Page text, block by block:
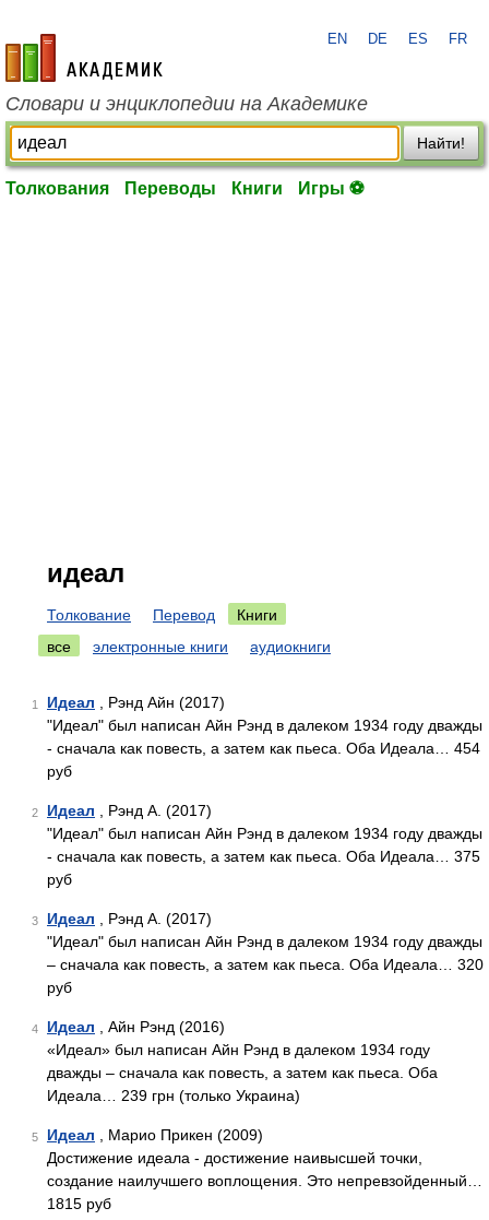
academic.ru
EN DE ES FR
Словари и энциклопедии на Академике
Найти!
Толкования Переводы Книги Игры ⚽
идеал
Толкование Перевод
Книги
все
электронные книги аудиокниги
1 Идеал , Рэнд Айн (2017)
"Идеал" был написан Айн Рэнд в далеком 1934 году дважды
- сначала как повесть, а затем как пьеса. Оба Идеала… 454
руб
2 Идеал , Рэнд А. (2017)
"Идеал" был написан Айн Рэнд в далеком 1934 году дважды
- сначала как повесть, а затем как пьеса. Оба Идеала… 375
руб
3 Идеал , Рэнд А. (2017)
"Идеал" был написан Айн Рэнд в далеком 1934 году дважды
– сначала как повесть, а затем как пьеса. Оба Идеала… 320
руб
4 Идеал , Айн Рэнд (2016)
«Идеал» был написан Айн Рэнд в далеком 1934 году
дважды – сначала как повесть, а затем как пьеса. Оба
Идеала… 239 грн (только Украина)
5 Идеал , Марио Прикен (2009)
Достижение идеала - достижение наивысшей точки,
создание наилучшего воплощения. Это непревзойденный…
1815 руб